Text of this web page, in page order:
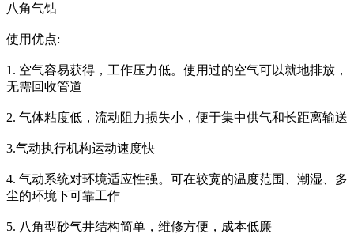
八角气钻
使用优点:
1. 空气容易获得，工作压力低。使用过的空气可以就地排放，
无需回收管道
2. 气体粘度低，流动阻力损失小，便于集中供气和长距离输送
3.气动执行机构运动速度快
4. 气动系统对环境适应性强。可在较宽的温度范围、潮湿、多
尘的环境下可靠工作
5. 八角型砂气井结构简单，维修方便，成本低廉